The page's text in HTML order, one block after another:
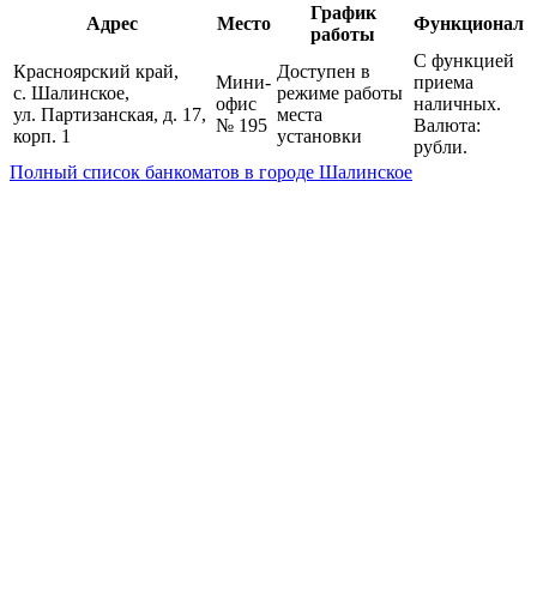
Адрес
Место
График
работы
Функционал
Красноярский край,
с. Шалинское,
ул. Партизанская, д. 17,
корп. 1
Мини-
офис
№ 195
Доступен в
режиме работы
места
установки
С функцией
приема
наличных.
Валюта:
рубли.
Полный список банкоматов в городе Шалинское